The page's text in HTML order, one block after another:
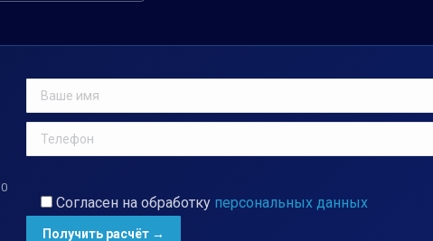
Согласен на обработку персональных данных